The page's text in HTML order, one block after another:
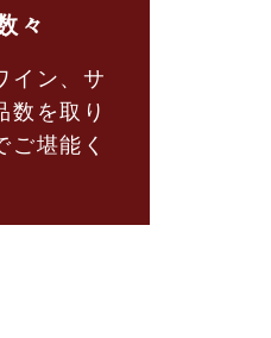
々
イン、サ
数を取り
堪能く